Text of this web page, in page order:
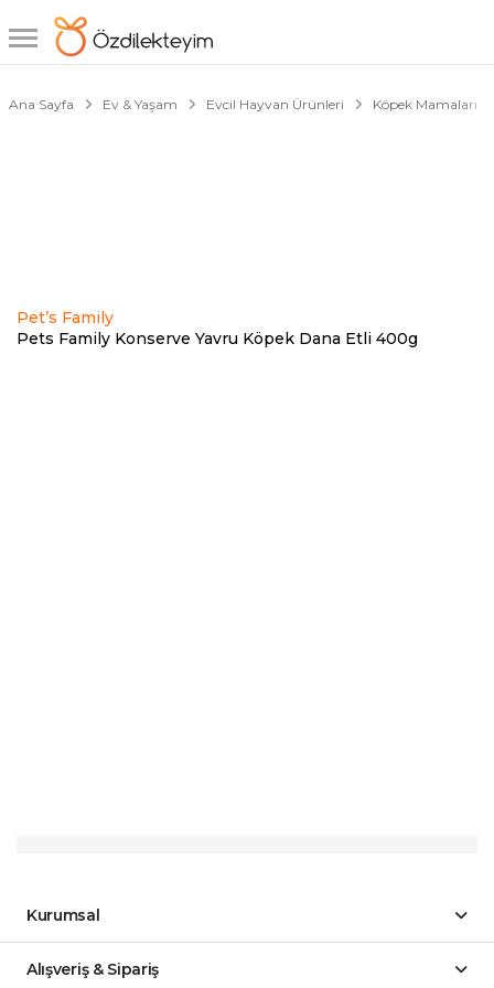
Ana Sayfa Ev & Yaşam Evcil Hayvan Ürünleri Köpek Mamaları
Pet’s Family
Pets Family Konserve Yavru Köpek Dana Etli 400g
1/1
Kurumsal
Alışveriş & Sipariş